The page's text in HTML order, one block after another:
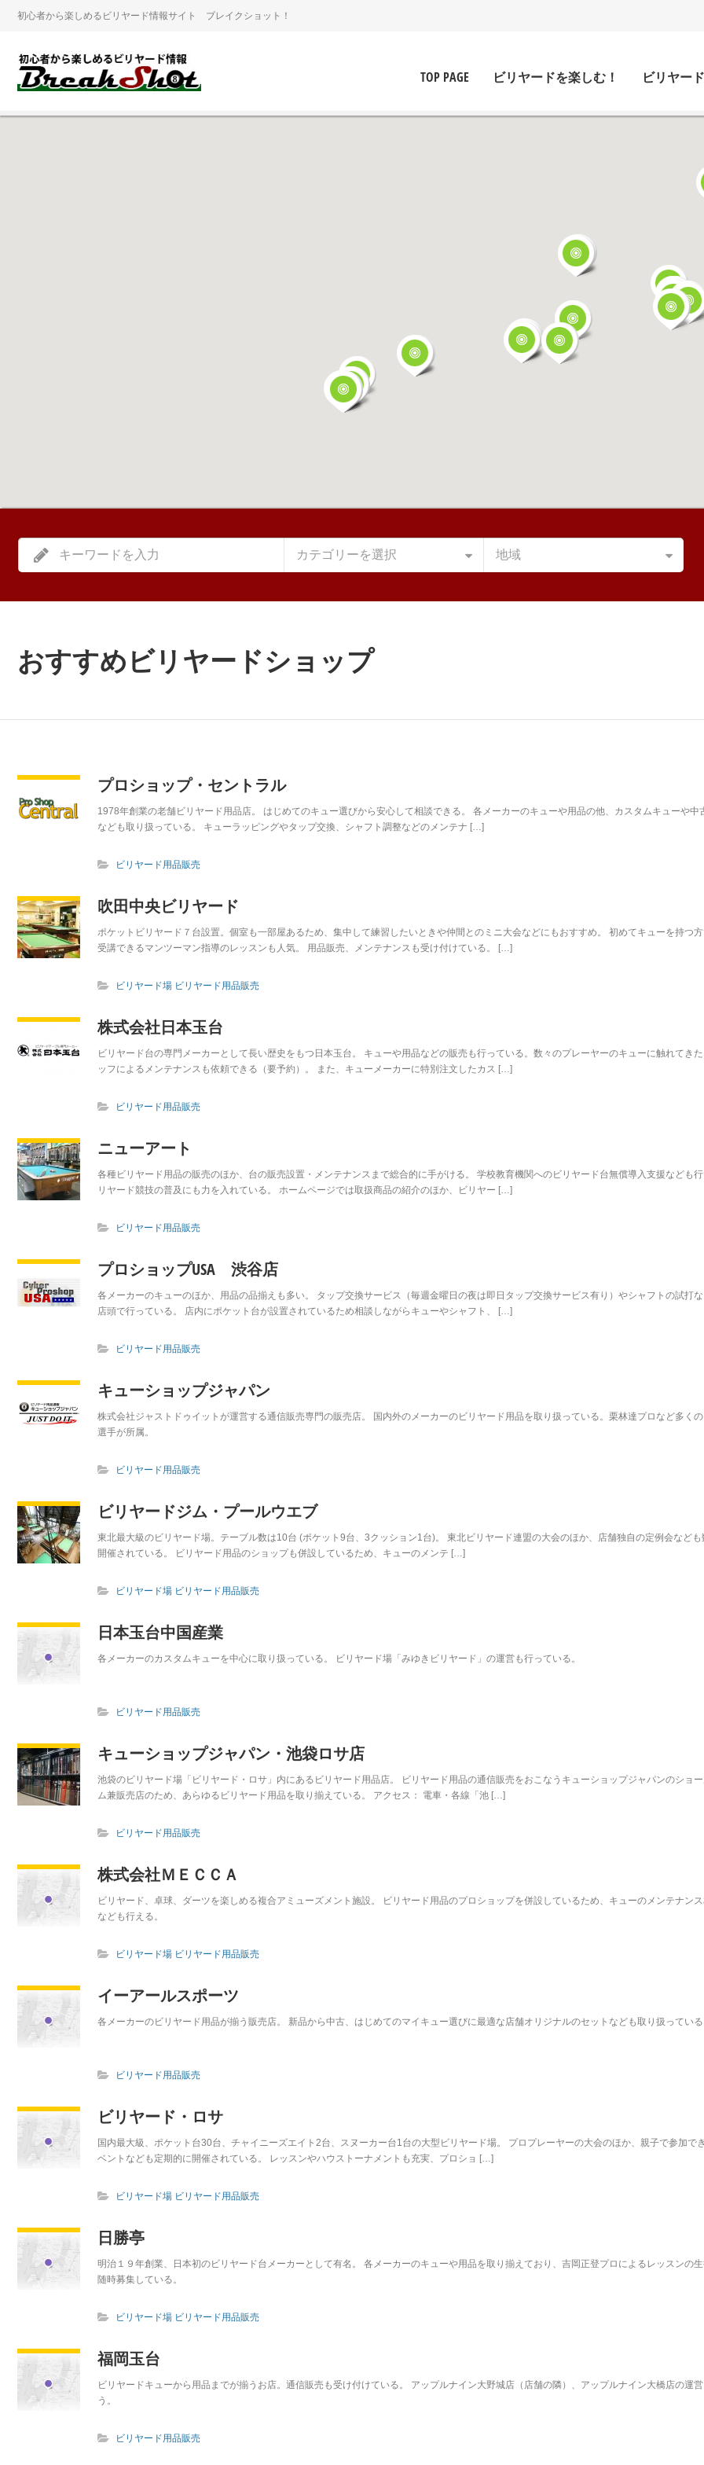
初心者から楽しめるビリヤード情報サイト ブレイクショット！
TOP PAGE ビリヤードを楽しむ！ ビリヤー
カテゴリーを選択 地域
おすすめビリヤードショップ
プロショップ・セントラル
1978年創業の老舗ビリヤード用品店。 はじめてのキュー選びから安心して相談できる。 各メーカーのキューや用品の他、カスタムキューや中
なども取り扱っている。 キューラッピングやタップ交換、シャフト調整などのメンテナ […]
ビリヤード用品販売
吹田中央ビリヤード
ポケットビリヤード７台設置。個室も一部屋あるため、集中して練習したいときや仲間とのミニ大会などにもおすすめ。 初めてキューを持つ方
受講できるマンツーマン指導のレッスンも人気。 用品販売、メンテナンスも受け付けている。 […]
ビリヤード場 ビリヤード用品販売
株式会社日本玉台
ビリヤード台の専門メーカーとして長い歴史をもつ日本玉台。 キューや用品などの販売も行っている。数々のプレーヤーのキューに触れてきた
ッフによるメンテナンスも依頼できる（要予約）。 また、キューメーカーに特別注文したカス […]
ビリヤード用品販売
ニューアート
各種ビリヤード用品の販売のほか、台の販売設置・メンテナンスまで総合的に手がける。 学校教育機関へのビリヤード台無償導入支援なども
リヤード競技の普及にも力を入れている。 ホームページでは取扱商品の紹介のほか、ビリヤー […]
ビリヤード用品販売
プロショップUSA 渋谷店
各メーカーのキューのほか、用品の品揃えも多い。 タップ交換サービス（毎週金曜日の夜は即日タップ交換サービス有り）やシャフトの試打な
店頭で行っている。 店内にポケット台が設置されているため相談しながらキューやシャフト、 […]
ビリヤード用品販売
キューショップジャパン
株式会社ジャストドゥイットが運営する通信販売専門の販売店。 国内外のメーカーのビリヤード用品を取り扱っている。栗林達プロなど多くの
選手が所属。
ビリヤード用品販売
ビリヤードジム・プールウエブ
東北最大級のビリヤード場。テーブル数は10台 (ポケット9台、3クッション1台)。 東北ビリヤード連盟の大会のほか、店舗独自の定例会なども
開催されている。 ビリヤード用品のショップも併設しているため、キューのメンテ […]
ビリヤード場 ビリヤード用品販売
日本玉台中国産業
各メーカーのカスタムキューを中心に取り扱っている。 ビリヤード場「みゆきビリヤード」の運営も行っている。
ビリヤード用品販売
キューショップジャパン・池袋ロサ店
池袋のビリヤード場「ビリヤード・ロサ」内にあるビリヤード用品店。 ビリヤード用品の通信販売をおこなうキューショップジャパンのショ
ム兼販売店のため、あらゆるビリヤード用品を取り揃えている。 アクセス： 電車・各線「池 […]
ビリヤード用品販売
株式会社ＭＥＣＣＡ
ビリヤード、卓球、ダーツを楽しめる複合アミューズメント施設。 ビリヤード用品のプロショップを併設しているため、キューのメンテナン
なども行える。
ビリヤード場 ビリヤード用品販売
イーアールスポーツ
各メーカーのビリヤード用品が揃う販売店。 新品から中古、はじめてのマイキュー選びに最適な店舗オリジナルのセットなども取り扱っている
ビリヤード用品販売
ビリヤード・ロサ
国内最大級、ポケット台30台、チャイニーズエイト2台、スヌーカー台1台の大型ビリヤード場。 プロプレーヤーの大会のほか、親子で参加で
ベントなども定期的に開催されている。 レッスンやハウストーナメントも充実、プロショ […]
ビリヤード場 ビリヤード用品販売
日勝亭
明治１９年創業、日本初のビリヤード台メーカーとして有名。 各メーカーのキューや用品を取り揃えており、吉岡正登プロによるレッスンの生
随時募集している。
ビリヤード場 ビリヤード用品販売
福岡玉台
ビリヤードキューから用品までが揃うお店。通信販売も受け付けている。 アップルナイン大野城店（店舗の隣）、アップルナイン大橋店の運
う。
ビリヤード用品販売